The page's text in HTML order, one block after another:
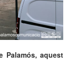
Palamós, aquest